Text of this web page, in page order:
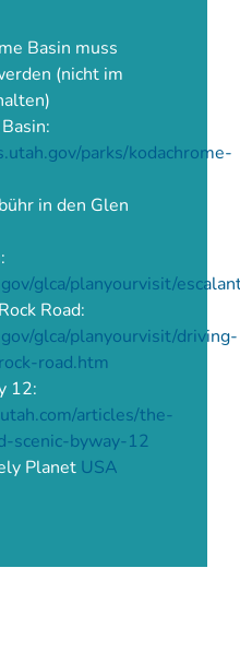
Basin muss
(nicht im
parks/kodachrome-
in den Glen
glca/planyourvisit/
Road:
glca/planyourvisit/driving-
road.htm
12:
articles/the-
scenic-byway-12
Planet USA